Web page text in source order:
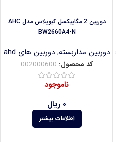
دوربین 2 مگاپیکسل کیوپلاس مدل AHC
BW2660A4-N
دوربین مداربسته, دوربین های ahd
کد محصول: 002000600
ناموجود
۰ ریال
اطلاعات بیشتر